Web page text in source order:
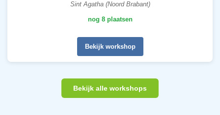
Sint Agatha (Noord Brabant)
nog 8 plaatsen
Bekijk workshop
Bekijk alle workshops